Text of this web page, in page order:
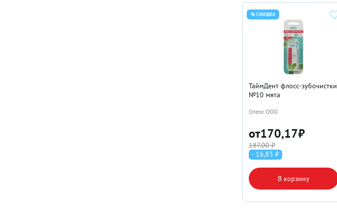
% СКИДКА
ТаймДент флосс-зубочистки
№10 мята
Олеос ООО
от170,17₽
187,00 ₽
- 16,83 ₽
В корзину